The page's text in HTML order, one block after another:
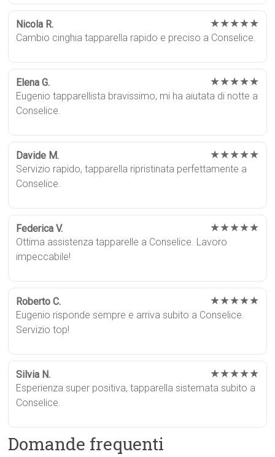
Nicola R. ★★★★★
Cambio cinghia tapparella rapido e preciso a Conselice.
Elena G. ★★★★★
Eugenio tapparellista bravissimo, mi ha aiutata di notte a
Conselice.
Davide M. ★★★★★
Servizio rapido, tapparella ripristinata perfettamente a
Conselice.
Federica V. ★★★★★
Ottima assistenza tapparelle a Conselice. Lavoro
impeccabile!
Roberto C. ★★★★★
Eugenio risponde sempre e arriva subito a Conselice.
Servizio top!
Silvia N. ★★★★★
Esperienza super positiva, tapparella sistemata subito a
Conselice.
Domande frequenti